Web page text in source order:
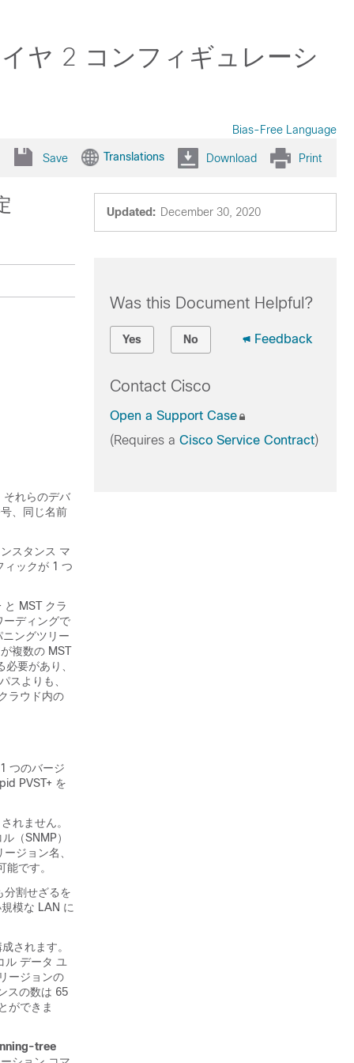
ヤ 2 コンフィギュレーシ
Bias-Free Language
Save Translations Download Print
Updated: December 30, 2020
それらのデバ
、同じ名前
スタンス マ
ィックが 1 つ
MST クラ
ーディングで
ングツリー
複数の MST
要があり、
スよりも、
ラウド内の
つのバージ
PVST+ を
れません。
（SNMP）
ジョン名、
です。
分割せざるを
模な LAN に
されます。
ル データ ユ
ージョンの
スの数は 65
ができま
tree
Was this Document Helpful?
Yes No Feedback
Contact Cisco
Open a Support Case
(Requires a Cisco Service Contract)